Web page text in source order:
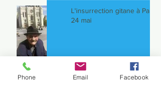
L'insurrection gitane à Paris le
24 mai
Phone Email Facebook